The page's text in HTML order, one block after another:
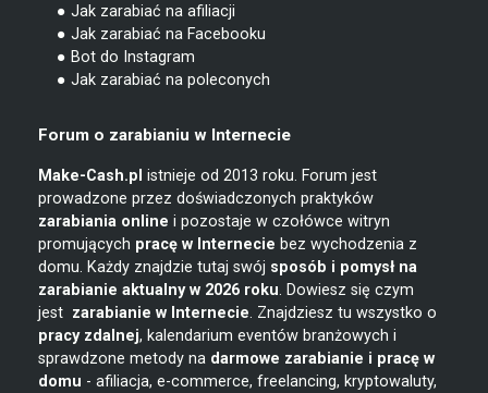
● Jak zarabiać na afiliacji
● Jak zarabiać na Facebooku
● Bot do Instagram
● Jak zarabiać na poleconych
Forum o zarabianiu w Internecie
Make-Cash.pl istnieje od 2013 roku. Forum jest
prowadzone przez doświadczonych praktyków
zarabiania online i pozostaje w czołówce witryn
promujących pracę w Internecie bez wychodzenia z
domu. Każdy znajdzie tutaj swój sposób i pomysł na
zarabianie aktualny w 2026 roku. Dowiesz się czym
jest zarabianie w Internecie. Znajdziesz tu wszystko o
pracy zdalnej, kalendarium eventów branżowych i
sprawdzone metody na darmowe zarabianie i pracę w
domu - afiliacja, e-commerce, freelancing, kryptowaluty,